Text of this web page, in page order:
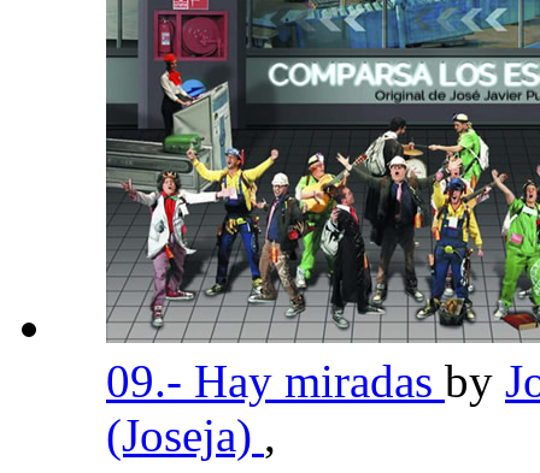
09.- Hay miradas by
(Joseja) ,